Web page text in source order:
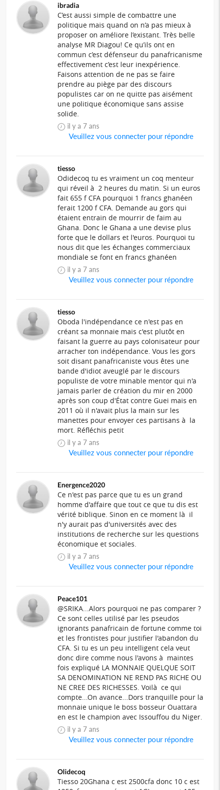
ibradia
C’est aussi simple de combattre une
politique mais quand on n’a pas mieux à
proposer on améliore l’existant. Très belle
analyse MR Diagou! Ce qu’ils ont en
commun c’est défenseur du panafricanisme
effectivement c’est leur inexpérience.
Faisons attention de ne pas se faire
prendre au piège par des discours
populistes car on ne quitte pas aisément
une politique économique sans assise
solide.
il y a 7 ans
Veuillez vous connecter pour répondre
tiesso
Odidecoq tu es vraiment un coq menteur
qui réveil à 2 heures du matin. Si un euros
fait 655 f CFA pourquoi 1 francs ghanéen
ferait 1200 f CFA. Demande au gors qui
étaient entrain de mourrir de faim au
Ghana. Donc le Ghana a une devise plus
forte que le dollars et l'euros. Pourquoi tu
nous dit que les échanges commerciaux
mondiale se font en francs ghanéen
il y a 7 ans
Veuillez vous connecter pour répondre
tiesso
Oboda l'indépendance ce n'est pas en
créant sa monnaie mais c'est plutôt en
faisant la guerre au pays colonisateur pour
arracher ton indépendance. Vous les gors
soit disant panafricaniste vous êtes une
bande d'idiot aveuglé par le discours
populiste de votre minable mentor qui n'a
jamais parler de création du mir en 2000
après son coup d'État contre Guei mais en
2011 où il n'avait plus la main sur les
manettes pour envoyer ces partisans à la
mort. Réfléchis petit
il y a 7 ans
Veuillez vous connecter pour répondre
Energence2020
Ce n'est pas parce que tu es un grand
homme d'affaire que tout ce que tu dis est
vérité biblique. Sinon en ce moment là il
n'y aurait pas d'universités avec des
institutions de recherche sur les questions
économique et sociales.
il y a 7 ans
Veuillez vous connecter pour répondre
Peace101
@SRIKA...Alors pourquoi ne pas comparer ?
Ce sont celles utilisé par les pseudos
ignorants panafricain de fortune comme toi
et les frontistes pour justifier l'abandon du
CFA. Si tu es un peu intelligent cela veut
donc dire comme nous l'avons à maintes
fois expliqué LA MONNAIE QUELQUE SOIT
SA DENOMINATION NE REND PAS RICHE OU
NE CREE DES RICHESSES. Voilà ce qui
compte...On avance...Dors tranquille pour la
monnaie unique le boss bosseur Ouattara
en est le champion avec Issouffou du Niger.
il y a 7 ans
Veuillez vous connecter pour répondre
Olidecoq
Tiesso 20Ghana c est 2500cfa donc 10 c est